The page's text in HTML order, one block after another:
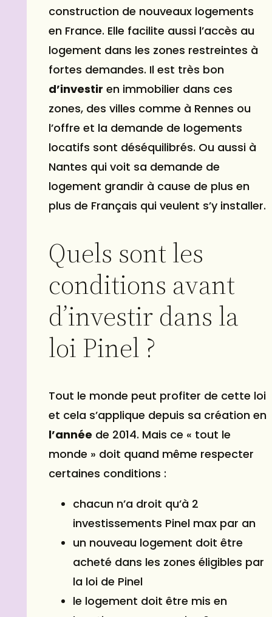
construction de nouveaux logements
en France. Elle facilite aussi l’accès au
logement dans les zones restreintes à
fortes demandes. Il est très bon
d’investir en immobilier dans ces
zones, des villes comme à Rennes ou
l’offre et la demande de logements
locatifs sont déséquilibrés. Ou aussi à
Nantes qui voit sa demande de
logement grandir à cause de plus en
plus de Français qui veulent s’y installer.
Quels sont les
conditions avant
d’investir dans la
loi Pinel ?
Tout le monde peut profiter de cette loi
et cela s’applique depuis sa création en
l’année de 2014. Mais ce « tout le
monde » doit quand même respecter
certaines conditions :
chacun n’a droit qu’à 2
investissements Pinel max par an
un nouveau logement doit être
acheté dans les zones éligibles par
la loi de Pinel
le logement doit être mis en